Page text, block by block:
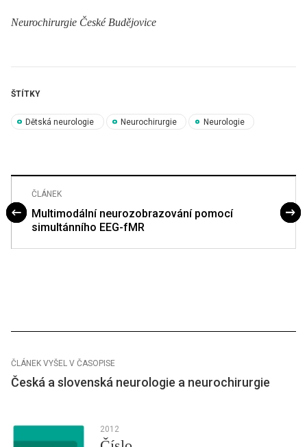
Neurochirurgie České Budějovice
ŠTÍTKY
Dětská neurologie Neurochirurgie Neurologie
ČLÁNEK
Multimodální neurozobrazování pomocí
simultánního EEG-fMR
ČLÁNEK VYŠEL V ČASOPISE
Česká a slovenská neurologie a neurochirurgie
2012